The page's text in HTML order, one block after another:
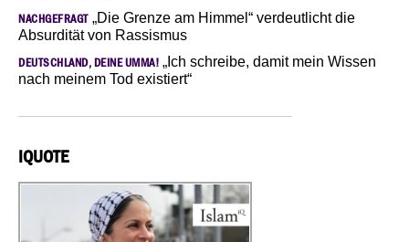
NACHGEFRAGT„Die Grenze am Himmel“ verdeutlicht die
Absurdität von Rassismus
DEUTSCHLAND, DEINE UMMA! „Ich schreibe, damit mein Wissen
nach meinem Tod existiert“
IQUOTE